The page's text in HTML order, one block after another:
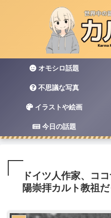
オモシロ話題
不思議な写真
イラストや絵画
今日の話題
ドイツ人作家、コ
陽崇拝カルト教祖